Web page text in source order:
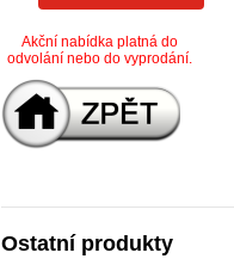
Akční nabídka platná do
odvolání nebo do vyprodání.
Ostatní produkty